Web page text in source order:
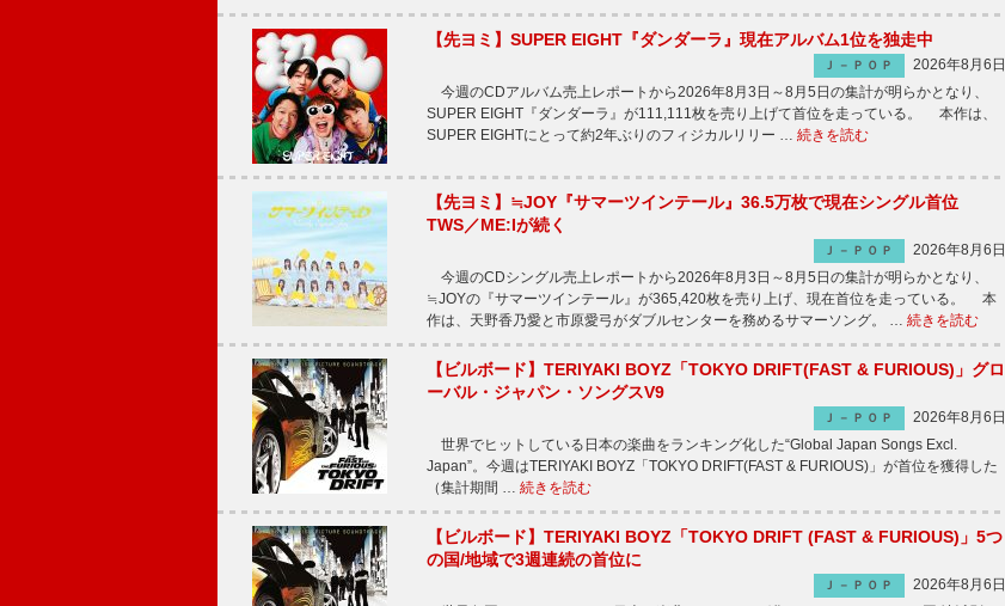
【先ヨミ】SUPER EIGHT『ダンダーラ』現在アルバム1位を独走中
Ｊ－ＰＯＰ
2026年8月6日
今週のCDアルバム売上レポートから2026年8月3日～8月5日の集計が明らかとなり、
SUPER EIGHT『ダンダーラ』が111,111枚を売り上げて首位を走っている。 本作は、
SUPER EIGHTにとって約2年ぶりのフィジカルリリー … 続きを読む
【先ヨミ】≒JOY『サマーツインテール』36.5万枚で現在シングル首位
TWS／ME:Iが続く
Ｊ－ＰＯＰ
2026年8月6日
今週のCDシングル売上レポートから2026年8月3日～8月5日の集計が明らかとなり、
≒JOYの『サマーツインテール』が365,420枚を売り上げ、現在首位を走っている。 本
作は、天野香乃愛と市原愛弓がダブルセンターを務めるサマーソング。 … 続きを読む
【ビルボード】TERIYAKI BOYZ「TOKYO DRIFT(FAST & FURIOUS)」グロ
ーバル・ジャパン・ソングスV9
Ｊ－ＰＯＰ
2026年8月6日
世界でヒットしている日本の楽曲をランキング化した“Global Japan Songs Excl.
Japan”。今週はTERIYAKI BOYZ「TOKYO DRIFT(FAST & FURIOUS)」が首位を獲得した
（集計期間 … 続きを読む
【ビルボード】TERIYAKI BOYZ「TOKYO DRIFT (FAST & FURIOUS)」5つ
の国/地域で3週連続の首位に
Ｊ－ＰＯＰ
2026年8月6日